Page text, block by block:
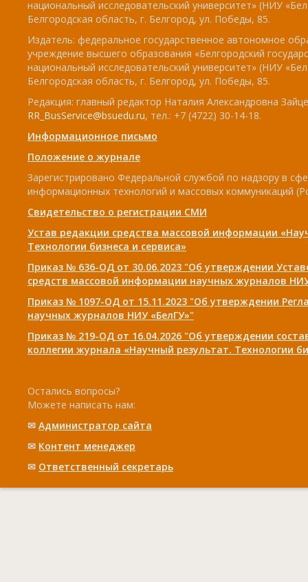
национальный исследовательский университет» (НИУ
Белгородская область, г. Белгород, ул. Победы, 85.
Издатель: федеральное государственное автономное
учреждение высшего образования «Белгородский
национальный исследовательский университет» (НИУ
Белгородская область, г. Белгород, ул. Победы, 85.
Редакция: главный редактор Наталия Александровна
RR_BusService@bsuedu.ru, тел.: +7 (4722) 30-14-18.
Информационное письмо
Положение о журнале
Зарегистрировано Федеральной службой по надзору в
информационных технологий и массовых коммуникаций
Свидетельство о регистрации СМИ
Устав редакции средства массовой информации
Технологии бизнеса и сервиса»
Приказ № 636-ОД от 30.06.2023 "Об утверждении
средств массовой информации научных журналов
Приказ № 1097-ОД от 15.11.2023 "Об утверждении
научных журналов НИУ «БелГУ»"
Приказ № 219-ОД от 16.04.2026 "Об утверждении
коллегии журнала «Научный результат. Технологии
Остались вопросы?
Можете написать нам:
✉ Администратор сайта
✉ Контент менеджер
✉ Ответственный cекретарь